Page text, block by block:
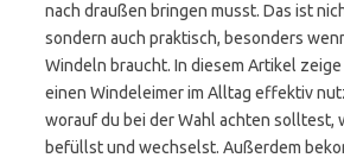
nach draußen bringen musst. Das ist
sondern auch praktisch, besonders
Windeln braucht. In diesem Artikel zeige
einen Windeleimer im Alltag effektiv
worauf du bei der Wahl achten solltest,
befüllst und wechselst. Außerdem